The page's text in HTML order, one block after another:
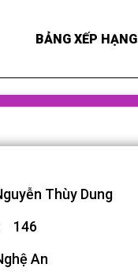
BẢNG XẾP HẠNG
Thùy Dung
146
An